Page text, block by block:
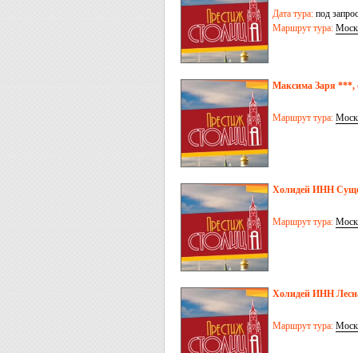
Дата тура: под запрос
Маршрут тура:
Максима Заря ***,
Маршрут тура:
Холидей ИНН
Маршрут тура:
Холидей ИНН
Маршрут тура: